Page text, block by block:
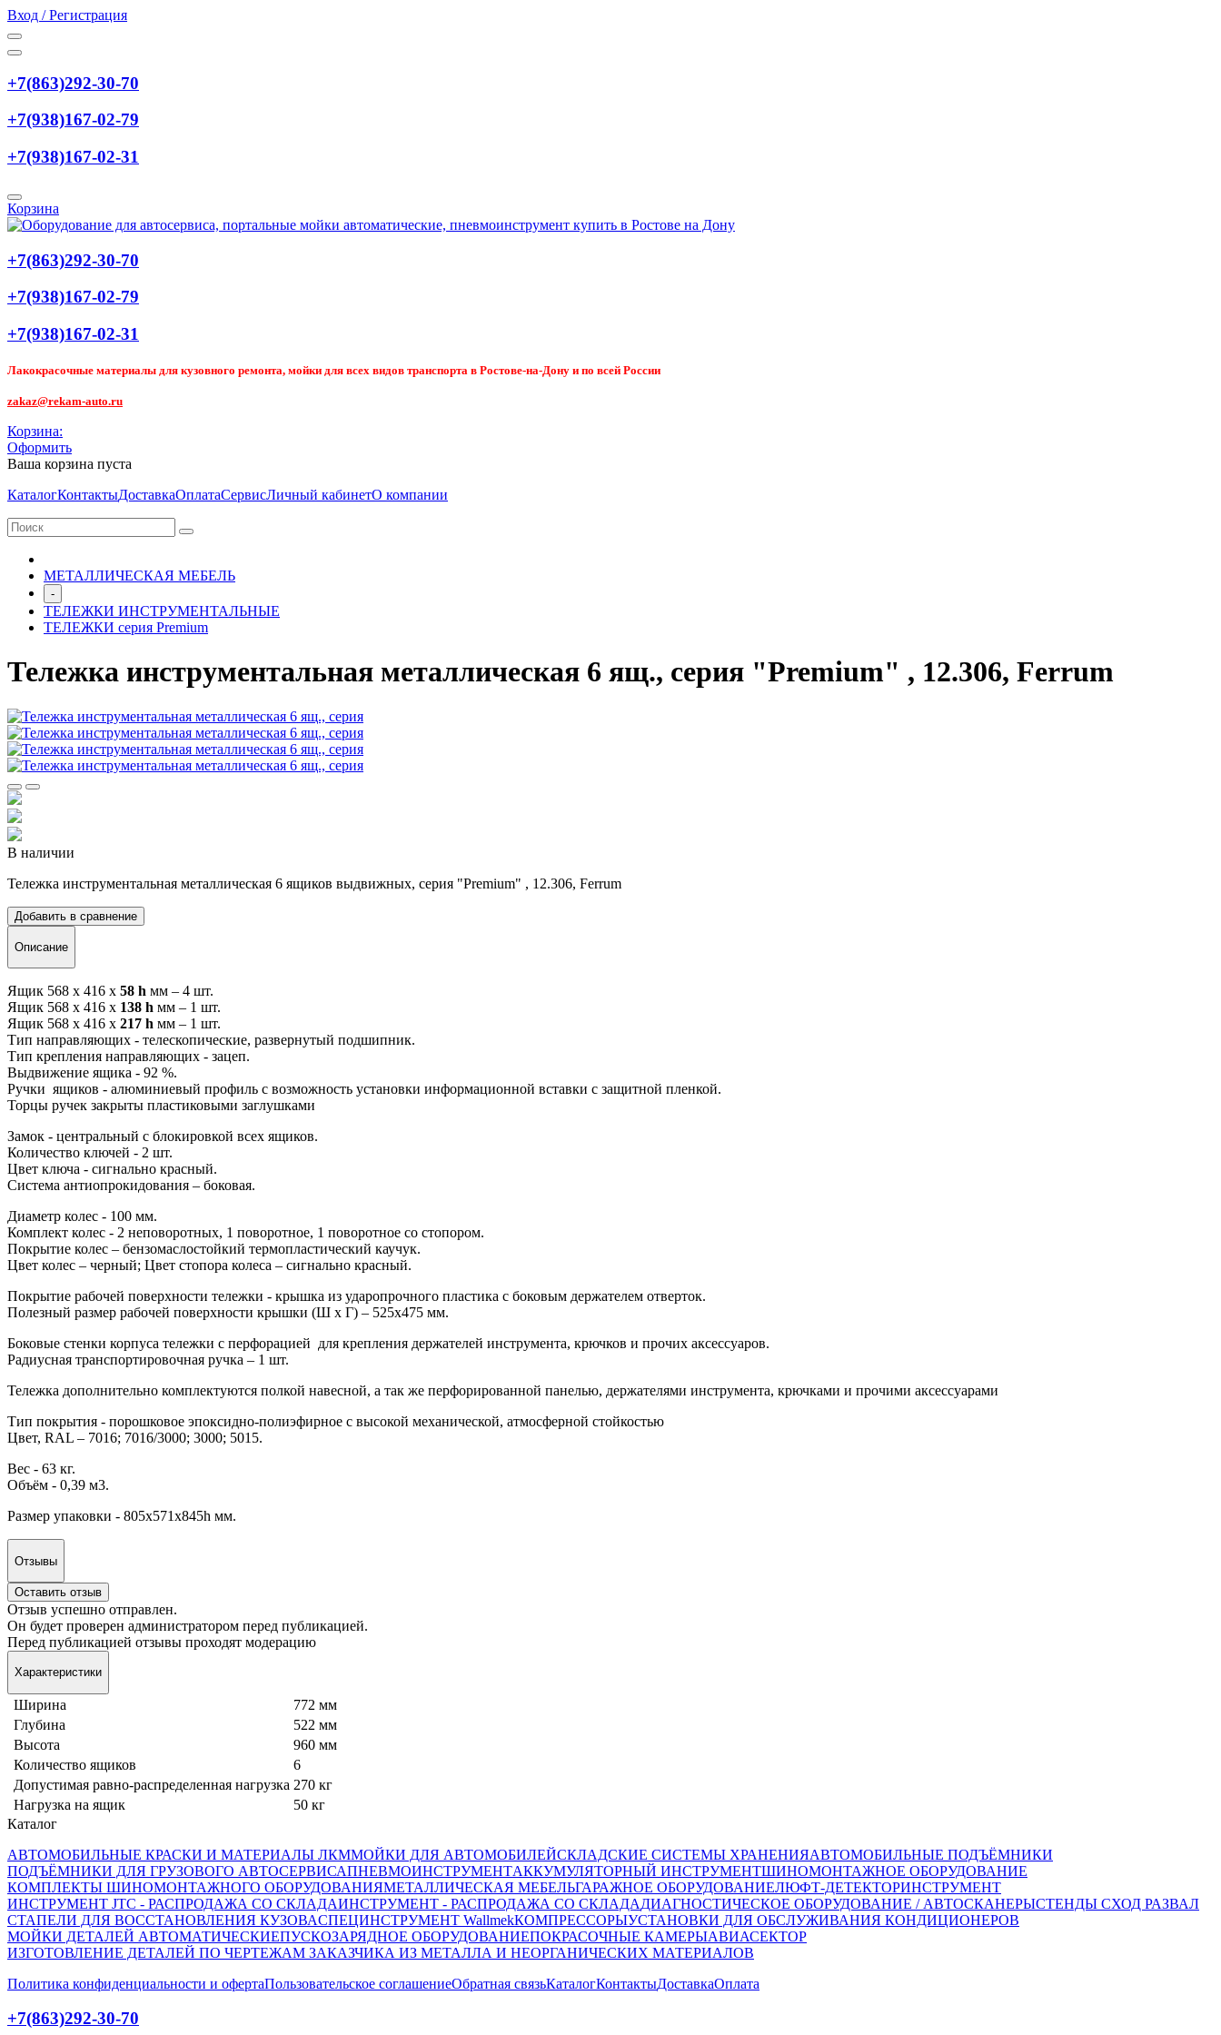
Вход / Регистрация
+7(863)292-30-70
+7(938)167-02-79
+7(938)167-02-31
Корзина
+7(863)292-30-70
+7(938)167-02-79
+7(938)167-02-31
Лакокрасочные материалы для кузовного ремонта, мойки для всех видов транспорта в Ростове-на-Дону и по всей России
zakaz@rekam-auto.ru
Корзина:
Оформить
Ваша корзина пуста
КаталогКонтактыДоставкаОплатаСервисЛичный кабинетО компании
МЕТАЛЛИЧЕСКАЯ МЕБЕЛЬ
-
ТЕЛЕЖКИ ИНСТРУМЕНТАЛЬНЫЕ
ТЕЛЕЖКИ серия Premium
Тележка инструментальная металлическая 6 ящ., серия "Premium" , 12.306, Ferrum
В наличии
Тележка инструментальная металлическая 6 ящиков выдвижных, серия "Premium" , 12.306, Ferrum
Добавить в сравнение
Описание
Ящик 568 х 416 х 58 h мм – 4 шт.
Ящик 568 х 416 х 138 h мм – 1 шт.
Ящик 568 х 416 х 217 h мм – 1 шт.
Тип направляющих - телескопические, развернутый подшипник.
Тип крепления направляющих - зацеп.
Выдвижение ящика - 92 %.
Ручки ящиков - алюминиевый профиль с возможность установки информационной вставки с защитной пленкой.
Торцы ручек закрыты пластиковыми заглушками
Замок - центральный с блокировкой всех ящиков.
Количество ключей - 2 шт.
Цвет ключа - сигнально красный.
Система антиопрокидования – боковая.
Диаметр колес - 100 мм.
Комплект колес - 2 неповоротных, 1 поворотное, 1 поворотное со стопором.
Покрытие колес – бензомаслостойкий термопластический каучук.
Цвет колес – черный; Цвет стопора колеса – сигнально красный.
Покрытие рабочей поверхности тележки - крышка из ударопрочного пластика с боковым держателем отверток.
Полезный размер рабочей поверхности крышки (Ш х Г) – 525х475 мм.
Боковые стенки корпуса тележки с перфорацией для крепления держателей инструмента, крючков и прочих аксессуаров.
Радиусная транспортировочная ручка – 1 шт.
Тележка дополнительно комплектуются полкой навесной, а так же перфорированной панелью, держателями инструмента, крючками и прочими аксессуарами
Тип покрытия - порошковое эпоксидно-полиэфирное с высокой механической, атмосферной стойкостью
Цвет, RAL – 7016; 7016/3000; 3000; 5015.
Вес - 63 кг.
Объём - 0,39 м3.
Размер упаковки - 805х571х845h мм.
Отзывы
Оставить отзыв
Отзыв успешно отправлен.
Он будет проверен администратором перед публикацией.
Перед публикацией отзывы проходят модерацию
Характеристики
Ширина
772 мм
Глубина
522 мм
Высота
960 мм
Количество ящиков
6
Допустимая равно-распределенная нагрузка 270 кг
Нагрузка на ящик
50 кг
Каталог
АВТОМОБИЛЬНЫЕ КРАСКИ И МАТЕРИАЛЫ ЛКММОЙКИ ДЛЯ АВТОМОБИЛЕЙСКЛАДСКИЕ СИСТЕМЫ ХРАНЕНИЯАВТОМОБИЛЬНЫЕ ПОДЪЁМНИКИ
ПОДЪЁМНИКИ ДЛЯ ГРУЗОВОГО АВТОСЕРВИСАПНЕВМОИНСТРУМЕНТАККУМУЛЯТОРНЫЙ ИНСТРУМЕНТШИНОМОНТАЖНОЕ ОБОРУДОВАНИЕ
КОМПЛЕКТЫ ШИНОМОНТАЖНОГО ОБОРУДОВАНИЯМЕТАЛЛИЧЕСКАЯ МЕБЕЛЬГАРАЖНОЕ ОБОРУДОВАНИЕЛЮФТ-ДЕТЕКТОРИНСТРУМЕНТ
ИНСТРУМЕНТ JTC - РАСПРОДАЖА СО СКЛАДАИНСТРУМЕНТ - РАСПРОДАЖА СО СКЛАДАДИАГНОСТИЧЕСКОЕ ОБОРУДОВАНИЕ / АВТОСКАНЕРЫСТЕНДЫ СХОД РАЗВАЛ
СТАПЕЛИ ДЛЯ ВОССТАНОВЛЕНИЯ КУЗОВАСПЕЦИНСТРУМЕНТ WallmekКОМПРЕССОРЫУСТАНОВКИ ДЛЯ ОБСЛУЖИВАНИЯ КОНДИЦИОНЕРОВ
МОЙКИ ДЕТАЛЕЙ АВТОМАТИЧЕСКИЕПУСКОЗАРЯДНОЕ ОБОРУДОВАНИЕПОКРАСОЧНЫЕ КАМЕРЫАВИАСЕКТОР
ИЗГОТОВЛЕНИЕ ДЕТАЛЕЙ ПО ЧЕРТЕЖАМ ЗАКАЗЧИКА ИЗ МЕТАЛЛА И НЕОРГАНИЧЕСКИХ МАТЕРИАЛОВ
Политика конфиденциальности и офертаПользовательское соглашениеОбратная связьКаталогКонтактыДоставкаОплата
+7(863)292-30-70